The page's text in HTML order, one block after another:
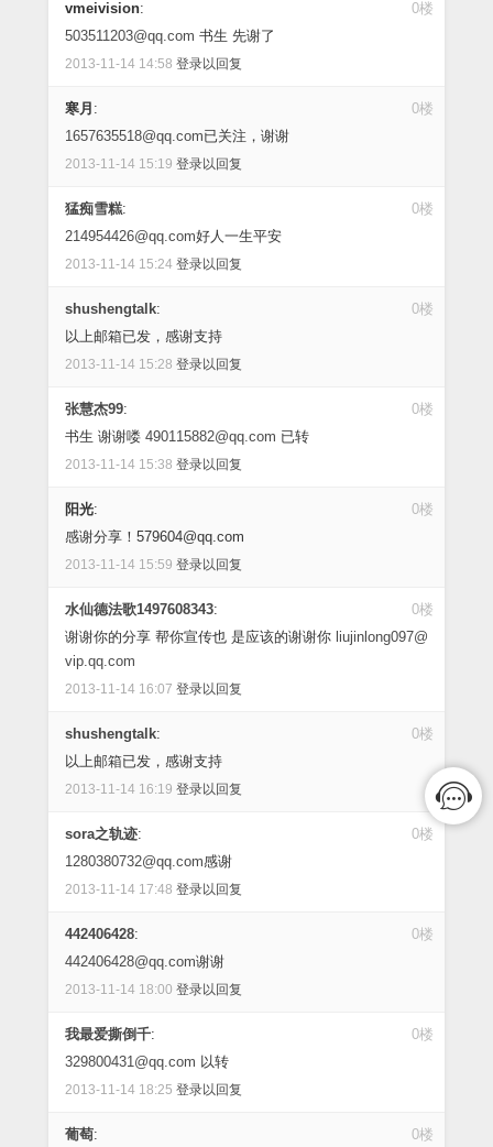
0楼
vmeivision:
503511203@qq.com 书生 先谢了
2013-11-14 14:58 登录以回复
0楼
寒月 :
1657635518@qq.com已关注，谢谢
2013-11-14 15:19 登录以回复
0楼
猛痴雪糕:
214954426@qq.com好人一生平安
2013-11-14 15:24 登录以回复
0楼
shushengtalk:
以上邮箱已发，感谢支持
2013-11-14 15:28 登录以回复
0楼
张慧杰99:
书生 谢谢喽 490115882@qq.com 已转
2013-11-14 15:38 登录以回复
0楼
阳光:
感谢分享！579604@qq.com
2013-11-14 15:59 登录以回复
0楼
水仙德法歌1497608343:
谢谢你的分享 帮你宣传也 是应该的谢谢你 liujinlong097@
vip.qq.com
2013-11-14 16:07 登录以回复
0楼
shushengtalk:
以上邮箱已发，感谢支持
2013-11-14 16:19 登录以回复
0楼
sora之轨迹:
1280380732@qq.com感谢
2013-11-14 17:48 登录以回复
0楼
442406428:
442406428@qq.com谢谢
2013-11-14 18:00 登录以回复
0楼
我最爱撕倒千:
329800431@qq.com 以转
2013-11-14 18:25 登录以回复
0楼
葡萄: